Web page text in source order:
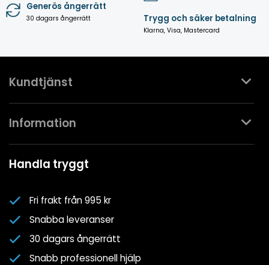
Generös ångerrätt
30 dagars ångerrätt Trygg och säker betalning
Klarna, Visa, Mastercard
Kundtjänst
Kontakta oss
Mina favoriter
Information
Spa- & Poolguider
Nyhetsbrev
Om oss
Cookiepolicy
Cookie-inställningar
Handla tryggt
Fri frakt från 995 kr
Snabba leveranser
30 dagars ångerrätt
Snabb professionell hjälp